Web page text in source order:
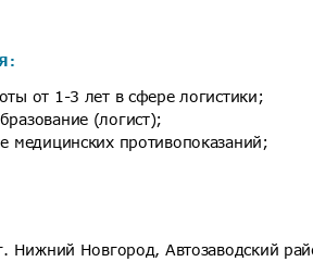
от 1-3 лет в сфере логистики;
(логист);
медицинских противопоказаний;
Нижний Новгород, Автозаводский